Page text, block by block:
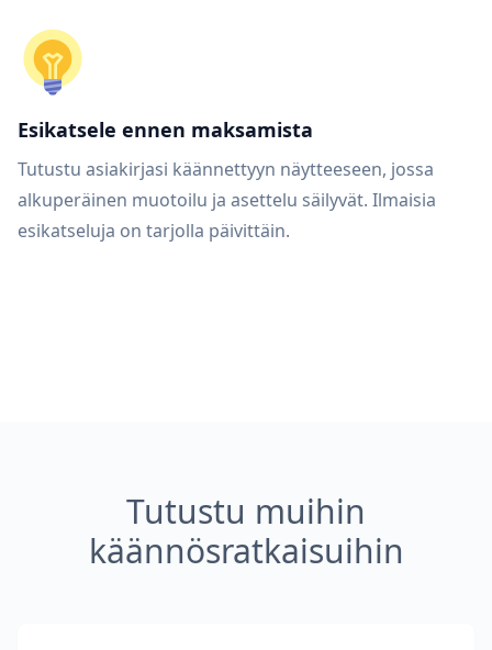
Esikatsele ennen maksamista
Tutustu asiakirjasi käännettyyn näytteeseen, jossa
alkuperäinen muotoilu ja asettelu säilyvät. Ilmaisia
esikatseluja on tarjolla päivittäin.
Tutustu muihin
käännösratkaisuihin